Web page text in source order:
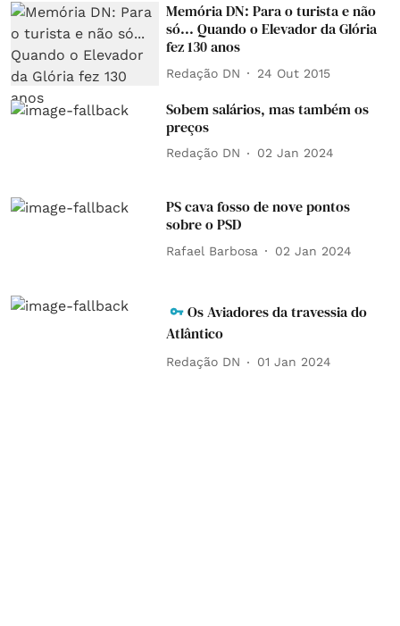
Memória DN: Para o turista e não
só... Quando o Elevador da Glória
fez 130 anos
Redação DN 24 Out 2015
Sobem salários, mas também os
preços
Redação DN 02 Jan 2024
PS cava fosso de nove pontos
sobre o PSD
Rafael Barbosa 02 Jan 2024
Os Aviadores da travessia do
Atlântico
Redação DN 01 Jan 2024